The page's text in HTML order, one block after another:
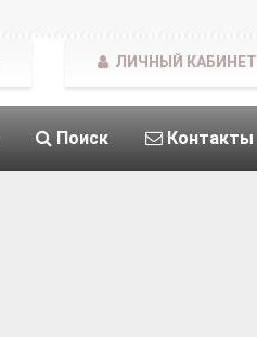
Поиск Контакты
ЛИЧНЫЙ КАБИНЕТ